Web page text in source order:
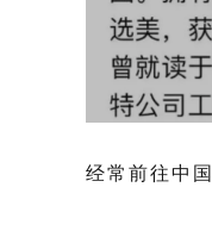
经常前往中